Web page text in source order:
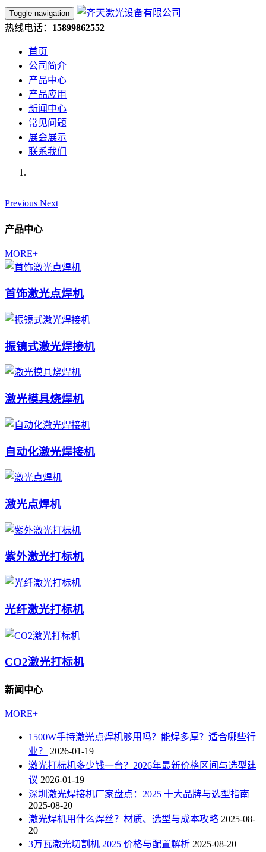
Toggle navigation
热线电话： 15899862552
首页
公司简介
产品中心
产品应用
新闻中心
常见问题
展会展示
联系我们
Previous Next
产品中心
MORE+
首饰激光点焊机
振镜式激光焊接机
激光模具烧焊机
自动化激光焊接机
激光点焊机
紫外激光打标机
光纤激光打标机
CO2激光打标机
新闻中心
MORE+
1500W手持激光点焊机够用吗？能焊多厚？适合哪些行
业？
2026-01-19
激光打标机多少钱一台？2026年最新价格区间与选型建
议 2026-01-19
深圳激光焊接机厂家盘点：2025 十大品牌与选型指南
2025-08-20
激光焊机用什么焊丝？材质、选型与成本攻略 2025-08-
20
3万瓦激光切割机 2025 价格与配置解析 2025-08-20